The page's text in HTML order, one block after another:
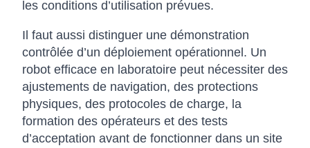
les conditions d’utilisation prévues.
Il faut aussi distinguer une démonstration
contrôlée d’un déploiement opérationnel. Un
robot efficace en laboratoire peut nécessiter des
ajustements de navigation, des protections
physiques, des protocoles de charge, la
formation des opérateurs et des tests
d’acceptation avant de fonctionner dans un site